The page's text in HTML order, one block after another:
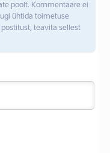
poolt. Kommentaare ei
ühtida toimetuse
teavita sellest